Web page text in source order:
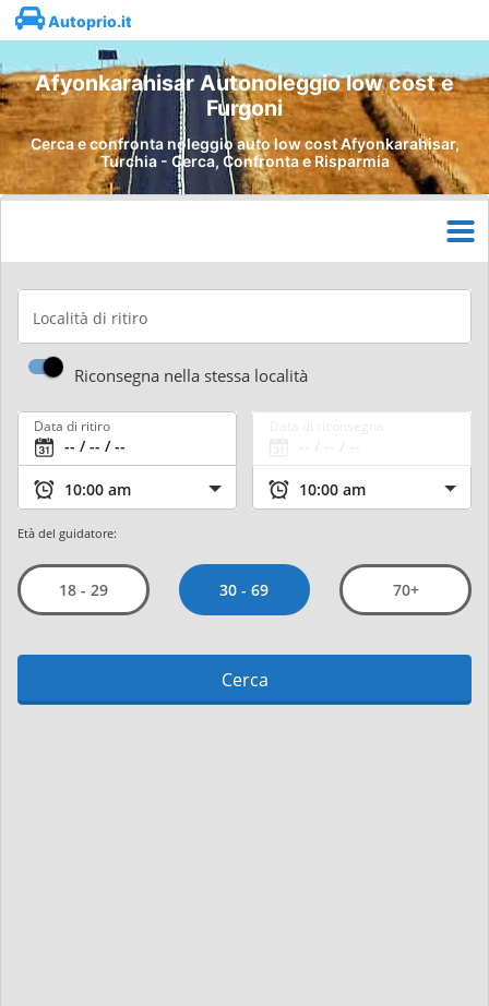
Autoprio.it
Afyonkarahisar Autonoleggio low cost e
Furgoni
Cerca e confronta noleggio auto low cost Afyonkarahisar,
Turchia - Cerca, Confronta e Risparmia
Località di ritiro
Riconsegna nella stessa località
Data di ritiro
Età del guidatore:
18 - 29 30 - 69 70+
Cerca